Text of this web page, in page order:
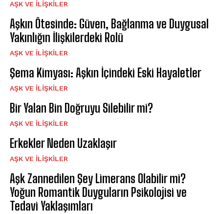
AŞK VE İLIŞKILER
Aşkın Ötesinde: Güven, Bağlanma ve Duygusal
Yakınlığın İlişkilerdeki Rolü
AŞK VE İLIŞKILER
Şema Kimyası: Aşkın İçindeki Eski Hayaletler
AŞK VE İLIŞKILER
Bir Yalan Bin Doğruyu Silebilir mi?
AŞK VE İLIŞKILER
Erkekler Neden Uzaklaşır
AŞK VE İLIŞKILER
Aşk Zannedilen Şey Limerans Olabilir mi?
Yoğun Romantik Duyguların Psikolojisi ve
Tedavi Yaklaşımları